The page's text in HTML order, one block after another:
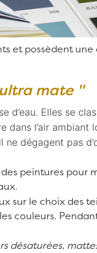
et possèdent
mate "
d’eau. Elles se
dans l’air ambiant
dégagent pas
peintures pour
sur le choix des
couleurs.
désaturées,